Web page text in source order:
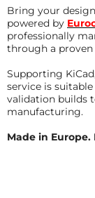
Bring your
powered by
professionally
through a
Supporting
service is
validation builds
manufacturing.
Made in Europe.